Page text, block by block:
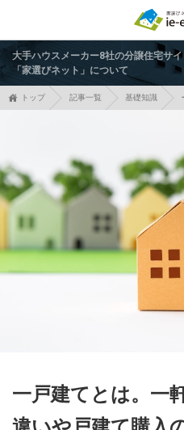
大手ハウスメーカー8社の分譲住宅サイ
「家選びネット」について
トップ 記事一覧 基礎知識
一戸建てとは。一